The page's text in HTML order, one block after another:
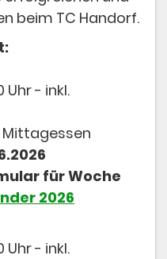
beim TC Handorf.
Uhr - inkl.
Mittagessen
für Woche
2026
Uhr - inkl.